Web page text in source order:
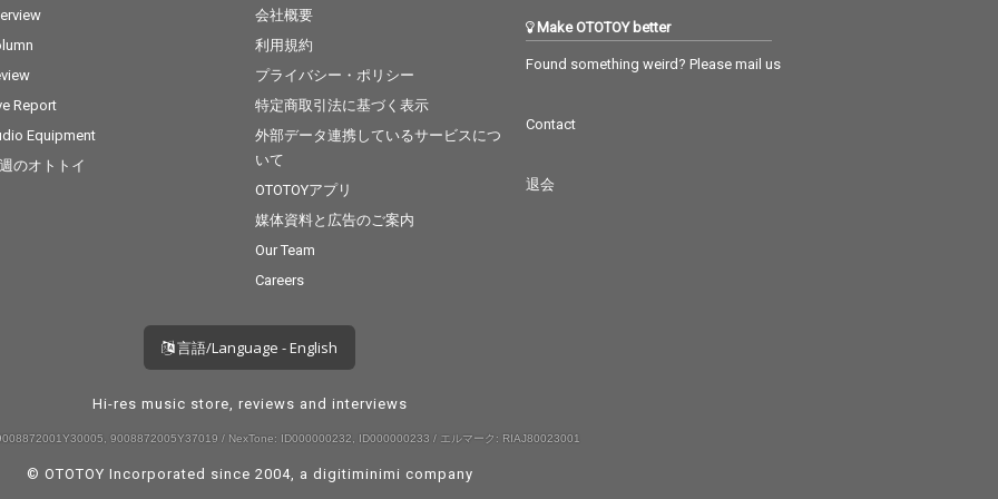
Report
Equipment
のオトトイ
会社概要
利用規約
プライバシー・ポリシー
特定商取引法に基づく表示
外部データ連携しているサービスにつ
いて
OTOTOYアプリ
媒体資料と広告のご案内
Our Team
Careers
Make OTOTOY better
Found something weird? Please mail us
Contact
退会
言語/Language - English
Hi-res music store, reviews and interviews
9008872005Y37019 / NexTone: ID000000232, ID000000233 / エルマーク: RIAJ80023001
© OTOTOY Incorporated since 2004, a digitiminimi company